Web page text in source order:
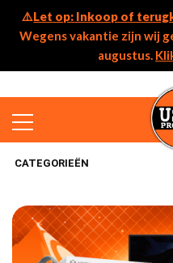
⚠️Let op: Inkoop of
Wegens vakantie zijn wij
augustus.
CATEGORIEËN